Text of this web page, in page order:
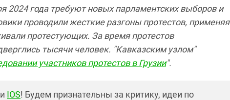
2024 года требуют новых парламентских выборов и
проводили жесткие разгоны протестов, применяя
протестующих. За время протестов
тысячи человек. "Кавказским узлом"
участников протестов в Грузии".
и IOS! Будем признательны за критику, идеи по